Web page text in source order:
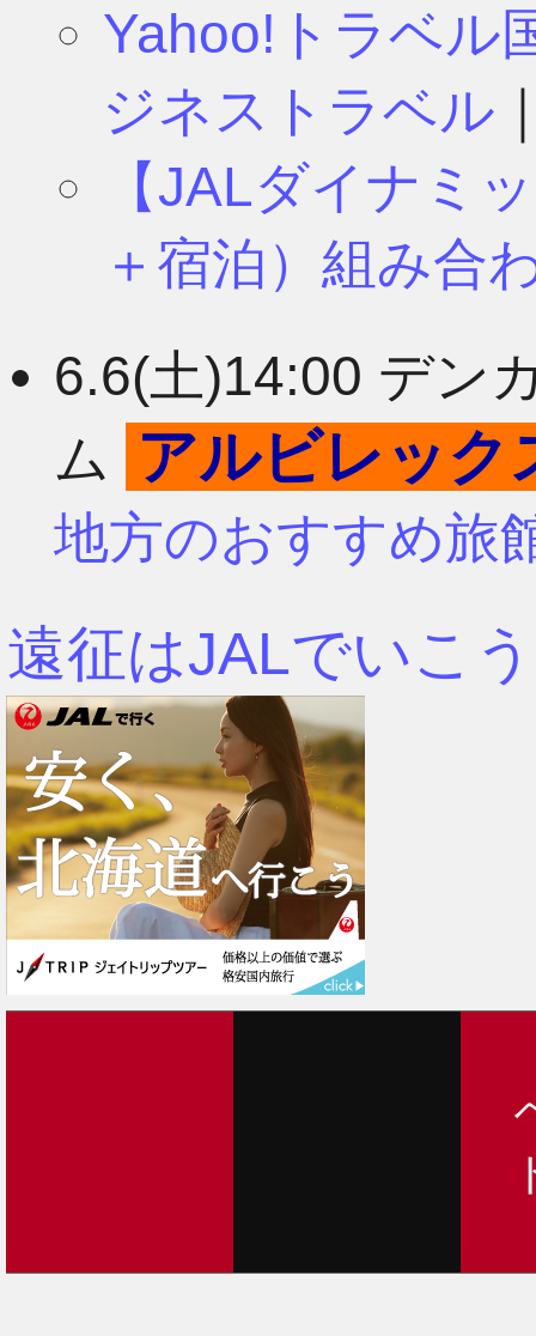
Yahoo!トラベル
ジネストラベル
【JALダイナミ
＋宿泊）組み合
6.6(土)14:00 デン
ム アルビレック
地方のおすすめ旅
遠征はJALでいこう